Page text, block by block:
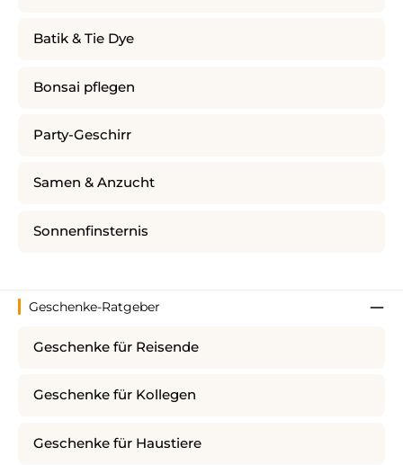
Batik & Tie Dye
Bonsai pflegen
Party-Geschirr
Samen & Anzucht
Sonnenfinsternis
Geschenke-Ratgeber
Geschenke für Reisende
Geschenke für Kollegen
Geschenke für Haustiere